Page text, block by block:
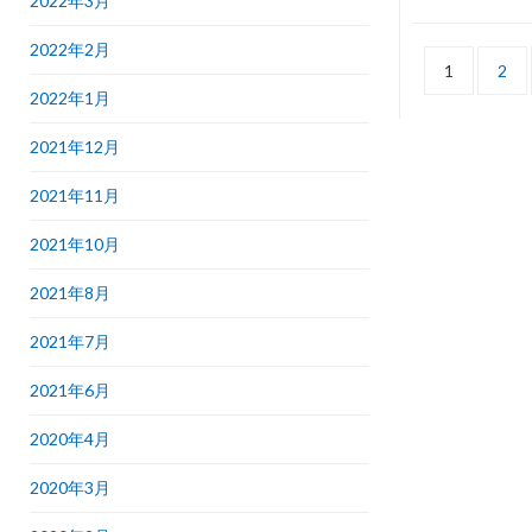
1 2
2022年2月
2022年1月
2021年12月
2021年11月
2021年10月
2021年8月
2021年7月
2021年6月
2020年4月
2020年3月